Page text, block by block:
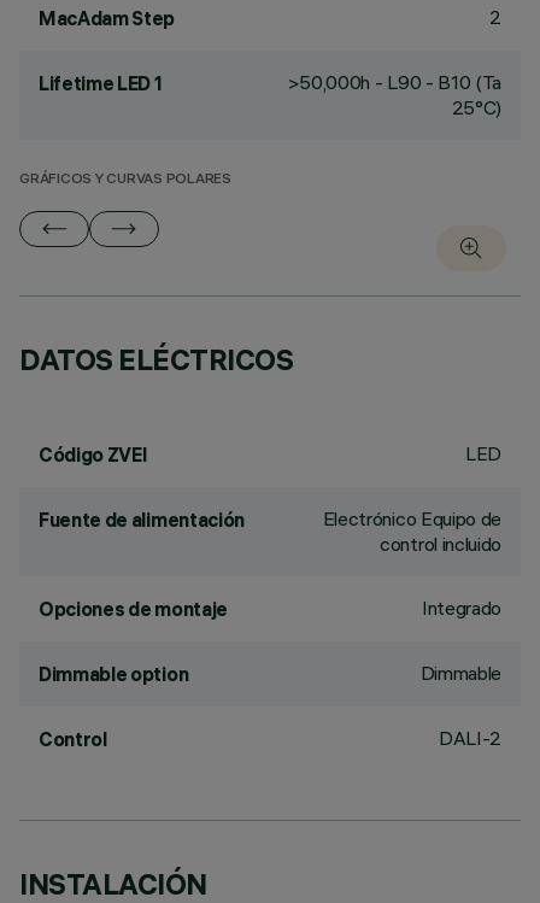
MacAdam Step 2
Lifetime LED 1
>50,000h - L90 - B10 (Ta
25°C)
GRÁFICOS Y CURVAS POLARES
DATOS ELÉCTRICOS
Código ZVEI LED
Fuente de alimentación
Electrónico Equipo de
control incluido
Opciones de montaje Integrado
Dimmable option Dimmable
Control DALI-2
INSTALACIÓN